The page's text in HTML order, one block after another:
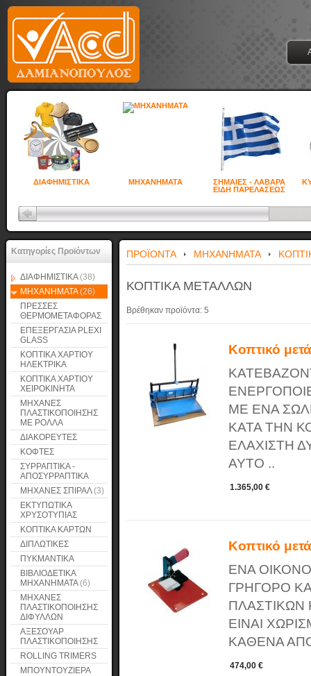
ΔΙΑΦΗΜΙΣΤΙΚΑ ΜΗΧΑΝΗΜΑΤΑ
ΣΗΜΑΙΕΣ - ΛΑΒΑΡΑ
ΕΙΔΗ ΠΑΡΕΛΑΣΕΩΣ
Κατηγορίες Προϊόντων
ΔΙΑΦΗΜΙΣΤΙΚΑ(38)
ΜΗΧΑΝΗΜΑΤΑ(26)
ΠΡΕΣΣΕΣ
ΘΕΡΜΟΜΕΤΑΦΟΡΑΣ
ΕΠΕΞΕΡΓΑΣΙΑ PLEXI
GLASS
ΚΟΠΤΙΚΑ ΧΑΡΤΙΟΥ
ΗΛΕΚΤΡΙΚΑ
ΚΟΠΤΙΚΑ ΧΑΡΤΙΟΥ
ΧΕΙΡΟΚΙΝΗΤΑ
ΜΗΧΑΝΕΣ
ΠΛΑΣΤΙΚΟΠΟΙΗΣΗΣ
ΜΕ ΡΟΛΛΑ
ΔΙΑΚΟΡΕΥΤΕΣ
ΚΟΦΤΕΣ
ΣΥΡΡΑΠΤΙΚΑ -
ΑΠΟΣΥΡΡΑΠΤΙΚΑ
ΜΗΧΑΝΕΣ ΣΠΙΡΑΛ(3)
ΕΚΤΥΠΩΤΙΚΑ
ΧΡΥΣΟΤΥΠΙΑΣ
ΚΟΠΤΙΚΑ ΚΑΡΤΩΝ
ΔΙΠΛΩΤΙΚΕΣ
ΠΥΚΜΑΝΤΙΚΑ
ΒΙΒΛΙΟΔΕΤΙΚΑ
ΜΗΧΑΝΗΜΑΤΑ(6)
ΜΗΧΑΝΕΣ
ΠΛΑΣΤΙΚΟΠΟΙΗΣΗΣ
ΔΙΦΥΛΛΩΝ
ΑΞΕΣΟΥΑΡ
ΠΛΑΣΤΙΚΟΠΟΙΗΣΗΣ
ROLLING TRIMERS
ΜΠΟΥΝΤΟΥΖΙΕΡΑ
ΠΡΟΪΟΝΤΑ ΜΗΧΑΝΗΜΑΤΑ
ΚΟΠΤΙΚΑ ΜΕΤΑΛΛΩΝ
Βρέθηκαν προϊόντα: 5
Κοπτικό
ΜΕ ΕΝΑ
ΚΑΤΑ ΤΗΝ
ΕΛΑΧΙΣΤΗ
ΑΥΤΟ ..
1.365,00 €
Κοπτικό
ΕΝΑ
ΓΡΗΓΟΡΟ
ΠΛΑΣΤΙΚΩΝ
ΕΙΝΑΙ
ΚΑΘΕΝΑ
474,00 €